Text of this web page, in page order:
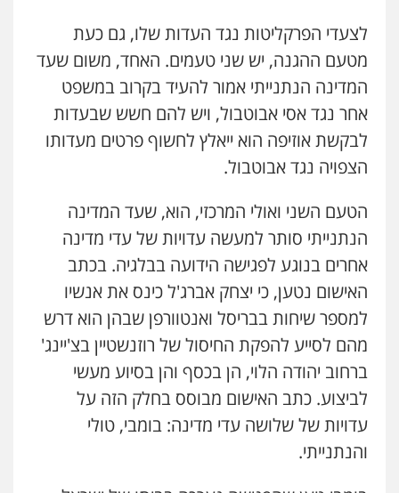
עו"ד עינב יתח
פלילי פשיעה חמורה עורכי דין לענייני
אסירים צבאי
0546364651
עו"ד עמית שלף
פלילי פשיעה חמורה
אסירים סמים
אייל בן שושן, עורך דין פלילי
פלילי מעצרים וחקירות פשיעה חמורה
נוער רישום פלילי
0522763105
רעות כהן – משרד עורכי דין
פלילי צווארון לבן תעבורה אסירים מעצרים
וחקירות
0506277425
לצעדי הפרקליטות נגד העדות שלו, גם כעת
מטעם ההגנה, יש שני טעמים. האחד, משום שעד
המדינה הנתנייתי אמור להעיד בקרוב במשפט
אחר נגד אסי אבוטבול, ויש להם חשש שבעדות
לבקשת אוזיפה הוא ייאלץ לחשוף פרטים מעדותו
הצפויה נגד אבוטבול.
הטעם השני ואולי המרכזי, הוא, שעד המדינה
הנתנייתי סותר למעשה עדויות של עדי מדינה
אחרים בנוגע לפגישה הידועה בבלגיה. בכתב
האישום נטען, כי יצחק אברג'ל כינס את אנשיו
למספר שיחות בבריסל ואנטוורפן שבהן הוא דרש
מהם לסייע להפקת החיסול של רוזנשטיין בצ'יינג'
ברחוב יהודה הלוי, הן בכסף והן בסיוע מעשי
לביצוע. כתב האישום מבוסס בחלק הזה על
עדויות של שלושה עדי מדינה: בומבי, טולי
והנתנייתי.